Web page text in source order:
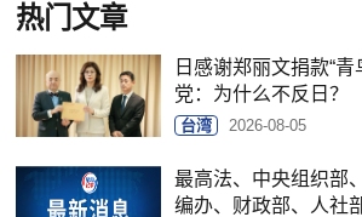
热门文章
日感谢郑丽文捐款“
党：为什么不反日？
台湾 2026-08-05
最高法、中央组织部
编办、财政部、人社